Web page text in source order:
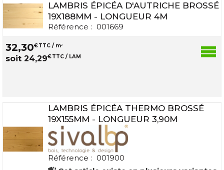
LAMBRIS ÉPICÉA D'AUTRICHE BROSSÉ
19X188MM - LONGUEUR 4M
Référence : 001669
32,30€TTC / m2
soit 24,29€TTC / LAM
LAMBRIS ÉPICÉA THERMO BROSSÉ
19X155MM - LONGUEUR 3,90M
Référence : 001900